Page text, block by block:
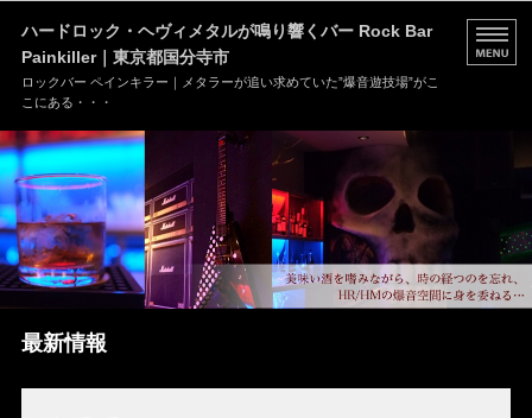
ハードロック・ヘヴィメタルが鳴り響くバー Rock Bar
Painkiller｜東京都国分寺市
ロックバー ペインキラー｜メタラーが追い求めていた”爆音遊技場”がこ
こにある・・・
HOME
MENU
店舗情報
ブログ
お問い合わせ
最新情報